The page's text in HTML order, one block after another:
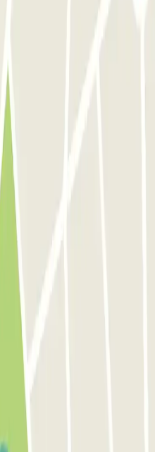
mit einem Seat Leon
mit einem etwas
geworden überhaupt noch
auch schwer zu finden.
próximos de Rue
Cité Bercy Paris
da Ópera
de Paris - Grands Moulins
MK2 Bibliothèque de Paris
F em Paris
mais reservados
em Lisboa
em Sevilha